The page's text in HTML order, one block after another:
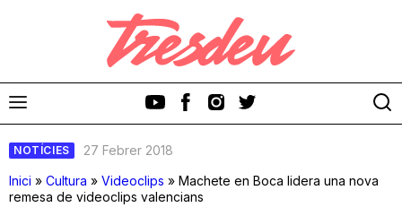
NOTÍCIES
27 Febrer 2018
Inici » Cultura » Videoclips » Machete en Boca lidera una nova
remesa de videoclips valencians